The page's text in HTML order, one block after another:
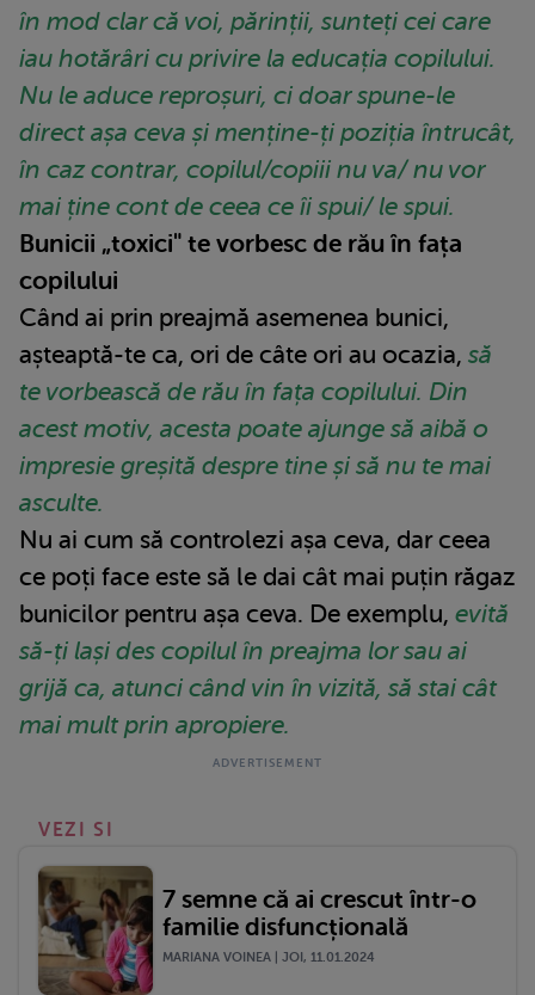
în mod clar că voi, părinții, sunteți cei care
iau hotărâri cu privire la educația copilului.
Nu le aduce reproșuri, ci doar spune-le
direct așa ceva și menține-ți poziția întrucât,
în caz contrar, copilul/copiii nu va/ nu vor
mai ține cont de ceea ce îi spui/ le spui.
Bunicii „toxici" te vorbesc de rău în fața
copilului
Când ai prin preajmă asemenea bunici,
așteaptă-te ca, ori de câte ori au ocazia, să
te vorbească de rău în fața copilului. Din
acest motiv, acesta poate ajunge să aibă o
impresie greșită despre tine și să nu te mai
asculte.
Nu ai cum să controlezi așa ceva, dar ceea
ce poți face este să le dai cât mai puțin răgaz
bunicilor pentru așa ceva. De exemplu, evită
să-ți lași des copilul în preajma lor sau ai
grijă ca, atunci când vin în vizită, să stai cât
mai mult prin apropiere.
VEZI SI
7 semne că ai crescut într-o
familie disfuncțională
MARIANA VOINEA | JOI, 11.01.2024